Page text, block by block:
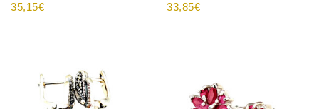
35,15€
33,85€